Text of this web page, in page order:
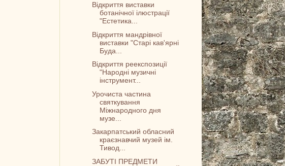
Відкриття виставки
ботанічної ілюстрації
"Естетика...
Відкриття мандрівної
виставки "Старі кав'ярні
Буда...
Відкриття реекспозиції
"Народні музичні
інструмент...
Урочиста частина
святкування
Міжнародного дня
музе...
Закарпатський обласний
краєзнавчий музей ім.
Тивод...
ЗАБУТІ ПРЕДМЕТИ